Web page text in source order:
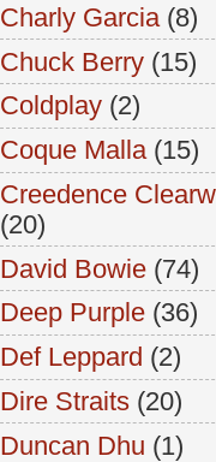
Charly Garcia (8)
Chuck Berry (15)
Coldplay (2)
Coque Malla (15)
Creedence
(20)
David Bowie (74)
Deep Purple (36)
Def Leppard (2)
Dire Straits (20)
Duncan Dhu (1)